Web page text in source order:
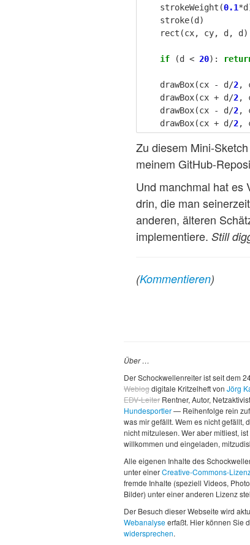
strokeWeight (0.1*d
stroke(d )
rect (cx, cy, d , d )
if (d < 20):
drawBox(cx - d /2,
drawBox(cx + d /2,
drawBox(cx - d /2,
drawBox(cx + d /2,
Zu diesem Mini-
meinem GitHub-
Und manchmal hat es
drin, die man
anderen, älteren
implementiere. Still
(Kommentieren)
Über …
Der Schockwellenreiter ist seit dem
Weblogdigitale Kritzelheft von Jörg
EDV-Leiter Rentner, Autor,
Hundesportler— Reihenfolge rein
was mir gefällt. Wem es nicht gefällt,
nicht mitzulesen. Wer aber mitliest,
willkommen und eingeladen,
Alle eigenen Inhalte des
unter einerCreative-Commons-
fremde Inhalte (speziell Videos,
Bilder) unter einer anderen Lizenz
Der Besuch dieser Webseite wird
Webanalyseerfaßt. Hier können Sie
widersprechen.